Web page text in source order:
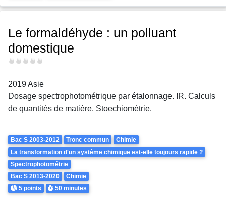
Le formaldéhyde : un polluant
domestique
Difficulté
2019 Asie
Dosage spectrophotométrique par étalonnage. IR. Calculs
de quantités de matière. Stoechiométrie.
Theme
Bac S 2003-2012 Tronc commun
Chimie
La transformation d'un système chimique est-elle toujours rapide ?
Spectrophotométrie
Bac S 2013-2020
Chimie
Points
5 points Durée
50 minutes